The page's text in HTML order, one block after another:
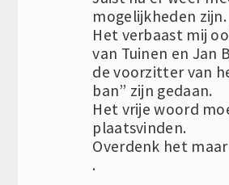
mogelijkheden zijn.
Het verbaast mij
van Tuinen en Jan
de voorzitter van
ban” zijn gedaan.
Het vrije woord
plaatsvinden.
Overdenk het
.